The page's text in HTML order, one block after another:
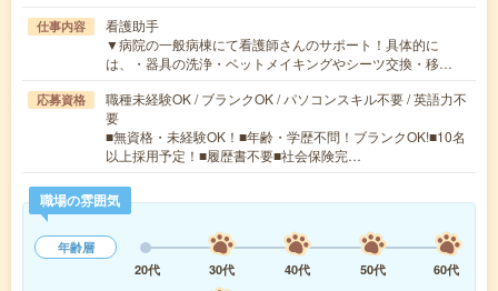
仕事内容
看護助手
▼病院の一般病棟にて看護師さんのサポート！具体的に
は、・器具の洗浄・ベットメイキングやシーツ交換・移…
応募資格
職種未経験OK / ブランクOK / パソコンスキル不要 / 英語力不
要
■無資格・未経験OK！■年齢・学歴不問！ブランクOK!■10名
以上採用予定！■履歴書不要■社会保険完…
職場の雰囲気
年齢層
20代
30代 40代 50代
60代